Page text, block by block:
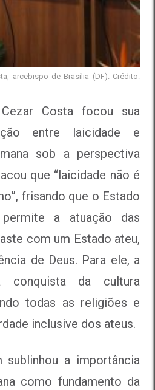
arcebispo de Brasília (DF). Crédito:
Costa focou sua
entre laicidade e
sob a perspectiva
que “laicidade não é
frisando que o Estado
a atuação das
com um Estado ateu,
de Deus. Para ele, a
conquista da cultura
todas as religiões e
inclusive dos ateus.
sublinhou a importância
como fundamento da